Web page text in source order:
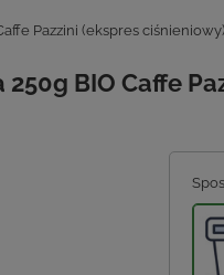
Pazzini (ekspres ciśnieniowy)
250g BIO Caffe